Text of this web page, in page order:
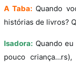
A Taba: Quando
histórias de livros?
Isadora: Quando
pouco